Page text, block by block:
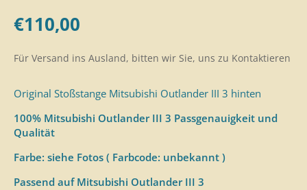
€110,00
Für Versand ins Ausland, bitten wir Sie, uns zu Kontaktieren
Original Stoßstange Mitsubishi Outlander III 3 hinten
100% Mitsubishi Outlander III 3 Passgenauigkeit und
Qualität
Farbe: siehe Fotos ( Farbcode: unbekannt )
Passend auf Mitsubishi Outlander III 3